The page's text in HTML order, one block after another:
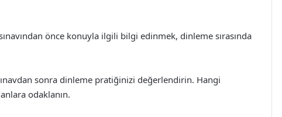
önce konuyla ilgili bilgi edinmek, dinleme sırasında
sonra dinleme pratiğinizi değerlendirin. Hangi
odaklanın.